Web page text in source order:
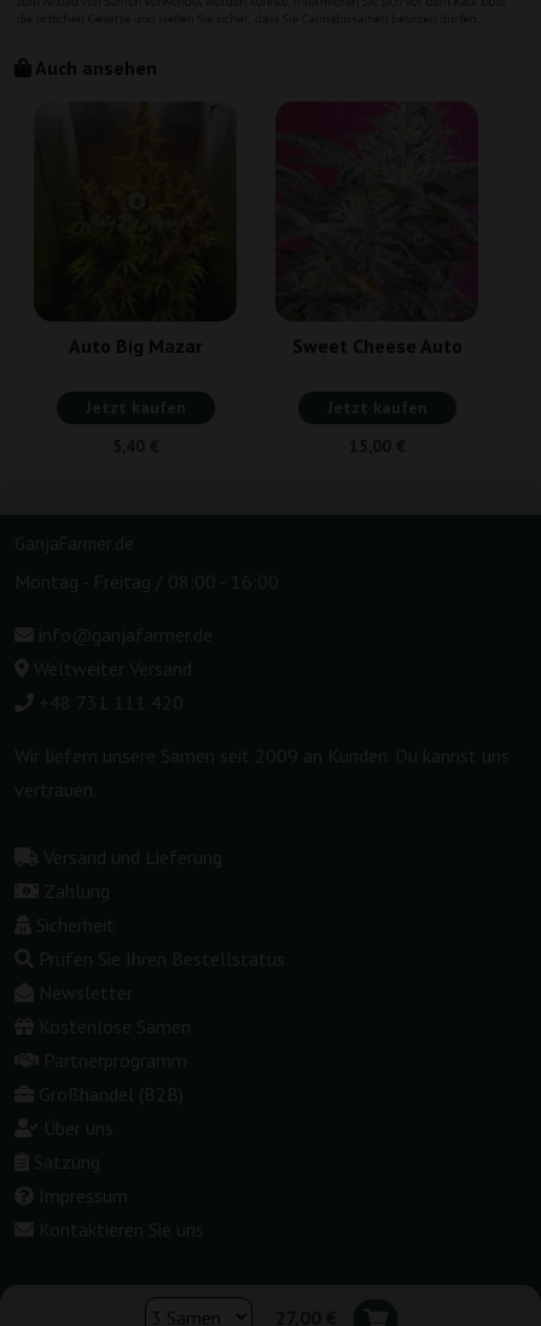
Auch ansehen
Auto Big Mazar
Jetzt kaufen
5,40 €
Sweet Cheese Auto
Jetzt kaufen
15,00 €
GanjaFarmer.de
Montag - Freitag / 08:00 - 16:00
info@ganjafarmer.de
Weltweiter Versand
+48 731 111 420
Wir liefern unsere Samen seit 2009 an Kunden. Du kannst uns
vertrauen.
Versand und Lieferung
Zahlung
Sicherheit
Prüfen Sie Ihren Bestellstatus
Newsletter
Kostenlose Samen
Partnerprogramm
Großhandel (B2B)
Über uns
Satzung
Impressum
Kontaktieren Sie uns